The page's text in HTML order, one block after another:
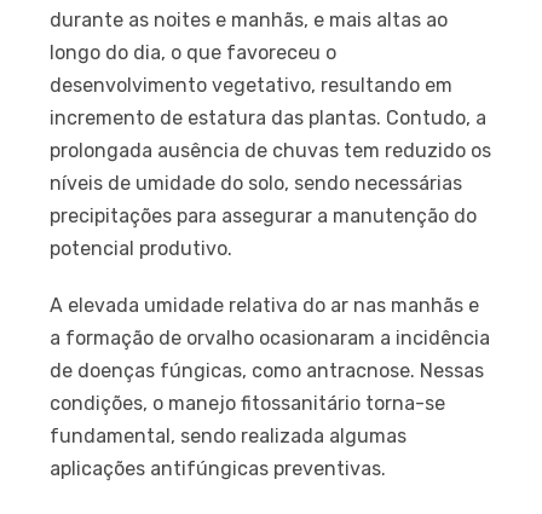
durante as noites e manhãs, e mais altas ao
longo do dia, o que favoreceu o
desenvolvimento vegetativo, resultando em
incremento de estatura das plantas. Contudo, a
prolongada ausência de chuvas tem reduzido os
níveis de umidade do solo, sendo necessárias
precipitações para assegurar a manutenção do
potencial produtivo.
A elevada umidade relativa do ar nas manhãs e
a formação de orvalho ocasionaram a incidência
de doenças fúngicas, como antracnose. Nessas
condições, o manejo fitossanitário torna-se
fundamental, sendo realizada algumas
aplicações antifúngicas preventivas.